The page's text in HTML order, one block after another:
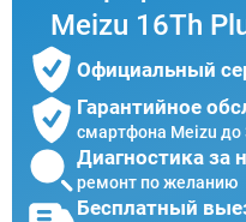
Meizu 16Th
Официальный
Гарантийное
смартфона Meizu до
Диагностика за
ремонт по желанию
Бесплатный